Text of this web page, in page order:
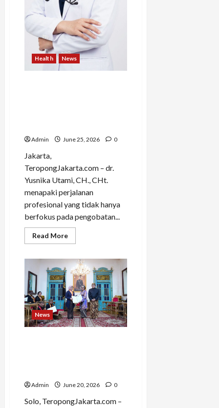
Health News
Admin June 25, 2026 0
Jakarta,
TeropongJakarta.com – dr.
Yusnika Utami, CH., CHt.
menapaki perjalanan
profesional yang tidak hanya
berfokus pada pengobatan...
Read MoreRead
more
Yusnika
Utami,
CH.,
CHt.
dan
Perjalanan
Menuju
Hipnoterapi
Holistik:
Menyembuhkan
News
Admin June 20, 2026 0
Solo, TeropongJakarta.com –